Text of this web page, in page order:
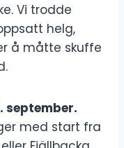
Vi trodde
helg,
å måtte skuffe
september.
med start fra